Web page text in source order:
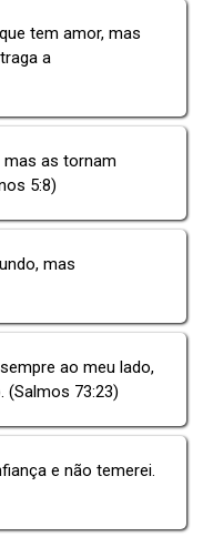
tem amor, mas
a
as tornam
5:8)
mas
ao meu lado,
(Salmos 73:23)
e não temerei.